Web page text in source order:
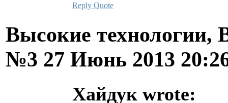
Reply Quote
Высокие технологии,
№3 27 Июнь 2013
Хайдук wrote: